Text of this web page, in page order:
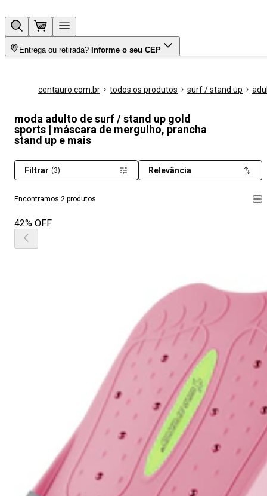
Entrega ou retirada? Informe o seu CEP
centauro.com.br todos os produtos surf / stand up
moda adulto de surf / stand up gold
sports | máscara de mergulho, prancha
stand up e mais
Encontramos 2 produtos
Filtrar (3) Relevância
42% OFF